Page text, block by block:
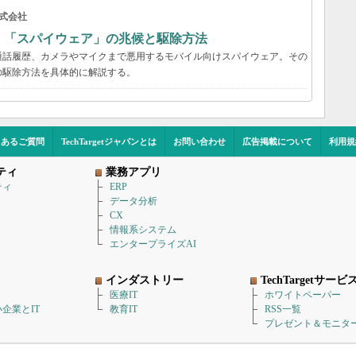
会社
スパイウェア」の兆候と駆除方法
履歴、カメラやマイクまで悪用するモバイル向けスパイウェア。その
除方法を具体的に解説する。
るご質問 TechTargetジャパンとは お問い合わせ 広告掲載について 利用
ィ 業務アプリ
ERP
データ分析
CX
情報系システム
エンタープライズAI
企業とIT
インダストリー
医療IT
教育IT
TechTargetサービ
ホワイトペーパー
RSS一覧
プレゼント＆モニタ